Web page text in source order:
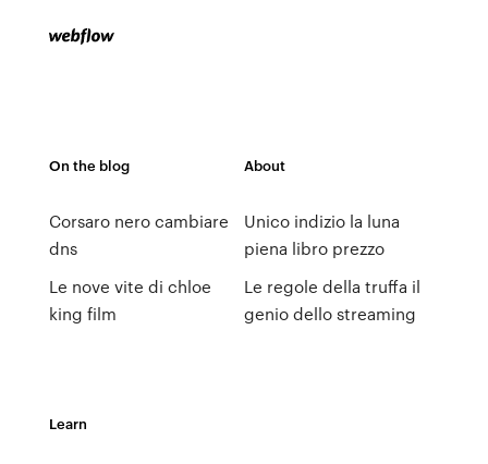
On the blog
Corsaro nero cambiare
dns
Le nove vite di chloe
king film
About
Unico indizio la luna
piena libro prezzo
Le regole della truffa il
genio dello streaming
Learn